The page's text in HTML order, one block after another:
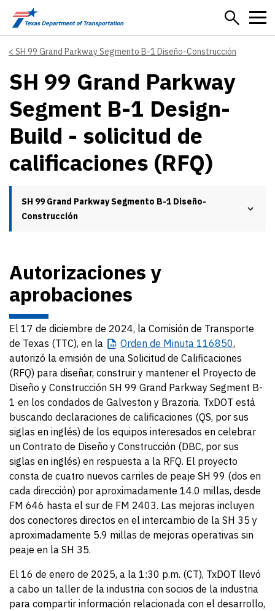
Skip to main content
SH 99 Grand Parkway Segmento B-1 Diseño-Construcción
SH 99 Grand Parkway
Segment B-1 Design-
Build - solicitud de
calificaciones (RFQ)
SH 99 Grand Parkway Segmento B-1 Diseño-
Construcción
Autorizaciones y
aprobaciones
El 17 de diciembre de 2024, la Comisión de Transporte
de Texas (TTC), en la
Orden de Minuta 116850,
autorizó la emisión de una Solicitud de Calificaciones
(RFQ) para diseñar, construir y mantener el Proyecto de
Diseño y Construcción SH 99 Grand Parkway Segment B-
1 en los condados de Galveston y Brazoria. TxDOT está
buscando declaraciones de calificaciones (QS, por sus
siglas en inglés) de los equipos interesados en celebrar
un Contrato de Diseño y Construcción (DBC, por sus
siglas en inglés) en respuesta a la RFQ. El proyecto
consta de cuatro nuevos carriles de peaje SH 99 (dos en
cada dirección) por aproximadamente 14.0 millas, desde
FM 646 hasta el sur de FM 2403. Las mejoras incluyen
dos conectores directos en el intercambio de la SH 35 y
aproximadamente 5.9 millas de mejoras operativas sin
peaje en la SH 35.
El 16 de enero de 2025, a la 1:30 p.m. (CT), TxDOT llevó
a cabo un taller de la industria con socios de la industria
para compartir información relacionada con el desarrollo,